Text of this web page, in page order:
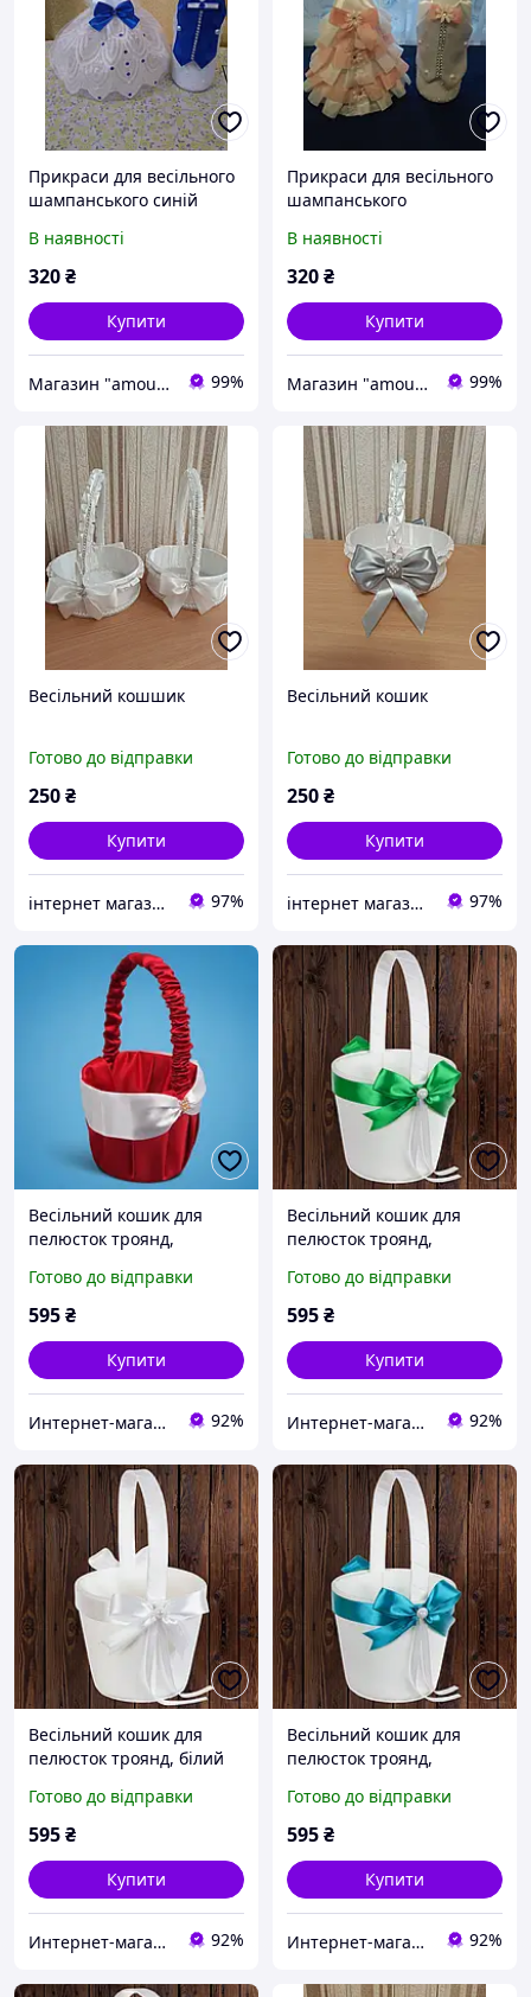
Прикраси для весільного
шампанського синій
В наявності
320₴
Купити
Магазин "amourshop.net" (Амуршоп) 99%
Прикраси для весільного
шампанського
В наявності
320₴
Купити
Магазин "amourshop.net" (Амуршоп) 99%
Весільний кошшик
Готово до відправки
250₴
Купити
інтернет магазин -весільний декор 97%
Весільний кошик
Готово до відправки
250₴
Купити
інтернет магазин -весільний декор 97%
Весільний кошик для
пелюсток троянд,
22*10,5*9,5 см (арт. 0712-
4)
Готово до відправки
595₴
Купити
Интернет-магазин "Приглашалки" 92%
Весільний кошик для
пелюсток троянд,
22*10,5*9,5 см (арт. 0797-
10)
Готово до відправки
595₴
Купити
Интернет-магазин "Приглашалки" 92%
Весільний кошик для
пелюсток троянд, білий
0797-11)
Готово до відправки
595₴
Купити
Интернет-магазин "Приглашалки" 92%
Весільний кошик для
пелюсток троянд,
22*10,5*9,5 см (арт. 0797-
13)
Готово до відправки
595₴
Купити
Интернет-магазин "Приглашалки" 92%